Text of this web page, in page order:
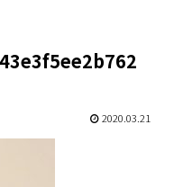
2020.03.21